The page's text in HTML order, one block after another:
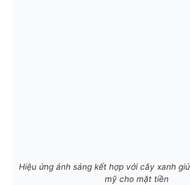
Hiệu ứng ánh sáng kết hợp với cây xanh
mỹ cho mặt tiền